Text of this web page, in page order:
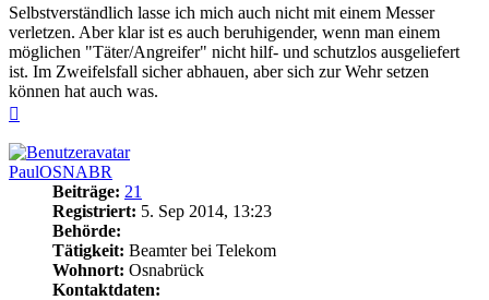
Selbstverständlich lasse ich mich auch nicht mit einem Messer
verletzen. Aber klar ist es auch beruhigender, wenn man einem
möglichen "Täter/Angreifer" nicht hilf- und schutzlos ausgeliefert
ist. Im Zweifelsfall sicher abhauen, aber sich zur Wehr setzen
können hat auch was.
PaulOSNABR
Beiträge: 21
Registriert: 5. Sep 2014, 13:23
Behörde:
Tätigkeit: Beamter bei Telekom
Wohnort: Osnabrück
Kontaktdaten: